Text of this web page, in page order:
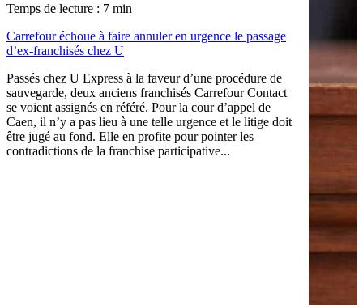
Temps de lecture : 7 min
Carrefour échoue à faire annuler en urgence le passage
d’ex-franchisés chez U
Passés chez U Express à la faveur d’une procédure de
sauvegarde, deux anciens franchisés Carrefour Contact
se voient assignés en référé. Pour la cour d’appel de
Caen, il n’y a pas lieu à une telle urgence et le litige doit
être jugé au fond. Elle en profite pour pointer les
contradictions de la franchise participative...